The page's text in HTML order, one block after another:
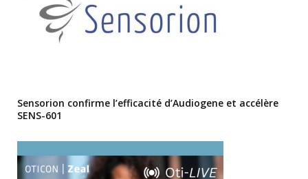
Sensorion confirme l’efficacité d’Audiogene et accélère
SENS-601